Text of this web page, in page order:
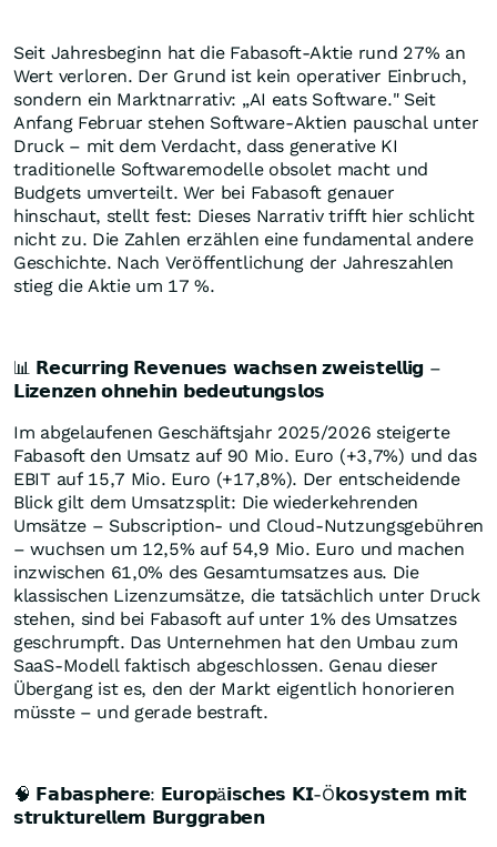
Seit Jahresbeginn hat die Fabasoft-Aktie rund 27% an
Wert verloren. Der Grund ist kein operativer Einbruch,
sondern ein Marktnarrativ: „AI eats Software." Seit
Anfang Februar stehen Software-Aktien pauschal unter
Druck – mit dem Verdacht, dass generative KI
traditionelle Softwaremodelle obsolet macht und
Budgets umverteilt. Wer bei Fabasoft genauer
hinschaut, stellt fest: Dieses Narrativ trifft hier schlicht
nicht zu. Die Zahlen erzählen eine fundamental andere
Geschichte. Nach Veröffentlichung der Jahreszahlen
stieg die Aktie um 17 %.
📊 𝗥𝗲𝗰𝘂𝗿𝗿𝗶𝗻𝗴 𝗥𝗲𝘃𝗲𝗻𝘂𝗲𝘀 𝘄𝗮𝗰𝗵𝘀𝗲𝗻 𝘇𝘄𝗲𝗶𝘀𝘁𝗲𝗹𝗹𝗶𝗴 –
𝗟𝗶𝘇𝗲𝗻𝘇𝗲𝗻 𝗼𝗵𝗻𝗲𝗵𝗶𝗻 𝗯𝗲𝗱𝗲𝘂𝘁𝘂𝗻𝗴𝘀𝗹𝗼𝘀
Im abgelaufenen Geschäftsjahr 2025/2026 steigerte
Fabasoft den Umsatz auf 90 Mio. Euro (+3,7%) und das
EBIT auf 15,7 Mio. Euro (+17,8%). Der entscheidende
Blick gilt dem Umsatzsplit: Die wiederkehrenden
Umsätze – Subscription- und Cloud-Nutzungsgebühren
– wuchsen um 12,5% auf 54,9 Mio. Euro und machen
inzwischen 61,0% des Gesamtumsatzes aus. Die
klassischen Lizenzumsätze, die tatsächlich unter Druck
stehen, sind bei Fabasoft auf unter 1% des Umsatzes
geschrumpft. Das Unternehmen hat den Umbau zum
SaaS-Modell faktisch abgeschlossen. Genau dieser
Übergang ist es, den der Markt eigentlich honorieren
müsste – und gerade bestraft.
🧠 𝗙𝗮𝗯𝗮𝘀𝗽𝗵𝗲𝗿𝗲: 𝗘𝘂𝗿𝗼𝗽ä𝗶𝘀𝗰𝗵𝗲𝘀 𝗞𝗜-Ö𝗸𝗼𝘀𝘆𝘀𝘁𝗲𝗺 𝗺𝗶𝘁
𝘀𝘁𝗿𝘂𝗸𝘁𝘂𝗿𝗲𝗹𝗹𝗲𝗺 𝗕𝘂𝗿𝗴𝗴𝗿𝗮𝗯𝗲𝗻